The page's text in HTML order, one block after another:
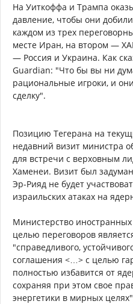
На Уиткоффа и Трампа
давление, чтобы они
каждом из трех
месте Иран, на втором —
— Россия и Украина. Как
Guardian: "Что бы вы ни
рациональные игроки, и
сделку".
Позицию Тегерана на
недавний визит министра
для встречи с верховным
Хаменеи. Визит был
Эр-Рияд не будет
израильских атаках на
Министерство
целью переговоров
"справедливого,
соглашения <…> с целью
полностью избавится от
сохраняя при этом свое
энергетики в мирных